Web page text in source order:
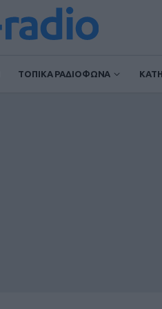
ΤΟΠΙΚΑ ΡΑΔΙΟΦΩΝΑ